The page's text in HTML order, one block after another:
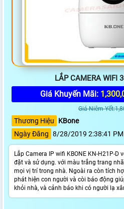
LẮP CAMERA WIFI
Giá Khuyến Mãi:
Giá Niêm
Thương Hiệu
KBone
Ngày Đăng 8/28/2019 2:38:41 PM
Lắp Camera IP wifi KBONE KN-H21P-D
đặt và sử dụng. với màu trắng trang
mọi vị trí trong nhà. Ngoài ra còn tích
phát hiện con người và còi báo động
khỏi nhà, và cảnh báo khi có người lạ